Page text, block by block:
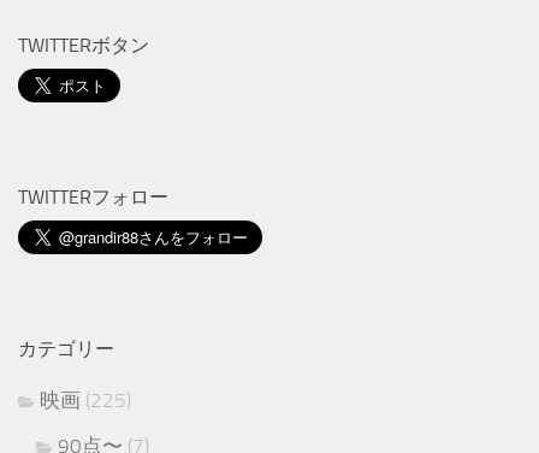
TWITTERボタン
TWITTERフォロー
カテゴリー
映画 (225)
90点〜 (7)